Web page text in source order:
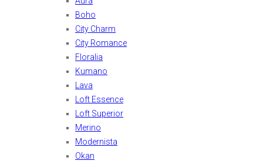
Boho
City Charm
City Romance
Floralia
Kumano
Lava
Loft Essence
Loft Superior
Merino
Modernista
Okan